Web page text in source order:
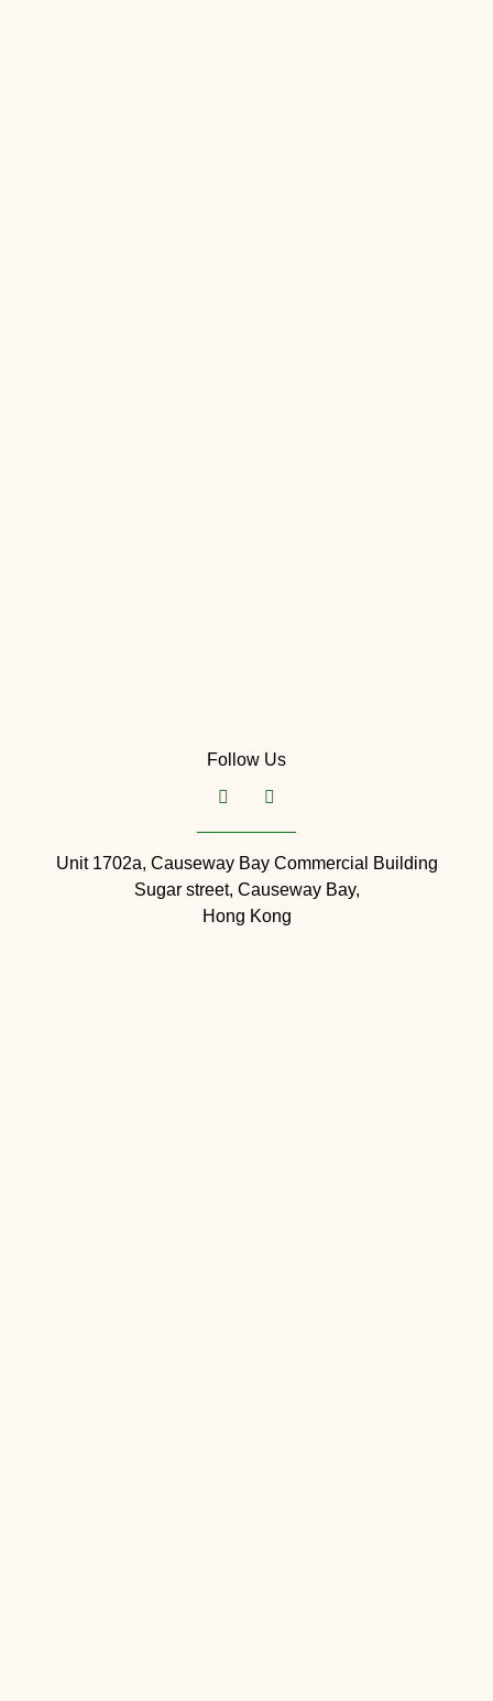
Follow Us
Unit 1702a, Causeway Bay Commercial Building
Sugar street, Causeway Bay,
Hong Kong